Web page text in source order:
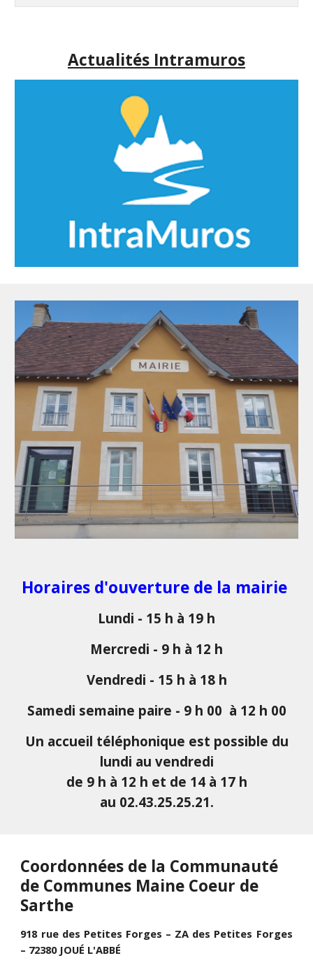
Actualités Intramuros
Horaires d'ouverture de la mairie
Lundi - 15 h à 19 h
Mercredi - 9 h à 12 h
Vendredi - 15 h à 18 h
Samedi semaine paire - 9 h 00 à 12 h 00
Un accueil téléphonique est possible du
lundi au vendredi
de 9 h à 12 h et de 14 à 17 h
au 02.43.25.25.21.
Coordonnées de la Communauté
de Communes Maine Coeur de
Sarthe
918 rue des Petites Forges – ZA des Petites Forges
– 72380 JOUÉ L'ABBÉ